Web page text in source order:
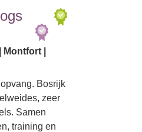
|
Bosrijk
zeer
Samen
training en